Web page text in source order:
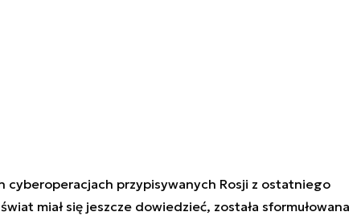
cyberoperacjach przypisywanych Rosji z ostatniego
miał się jeszcze dowiedzieć, została sformułowana